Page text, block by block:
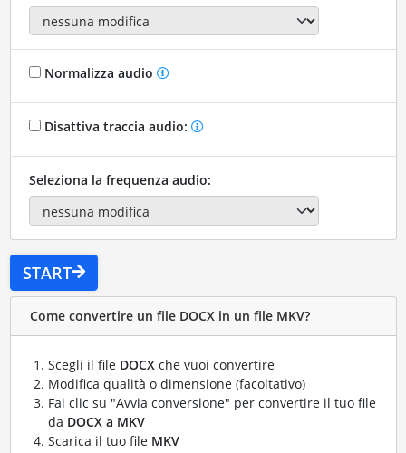
Normalizza audio
Disattiva traccia audio:
Seleziona la frequenza audio:
START
Come convertire un file DOCX in un file MKV?
Scegli il file DOCXche vuoi convertire
Modifica qualità o dimensione (facoltativo)
Fai clic su "Avvia conversione" per convertire il tuo file
da DOCX a MKV
Scarica il tuo file MKV